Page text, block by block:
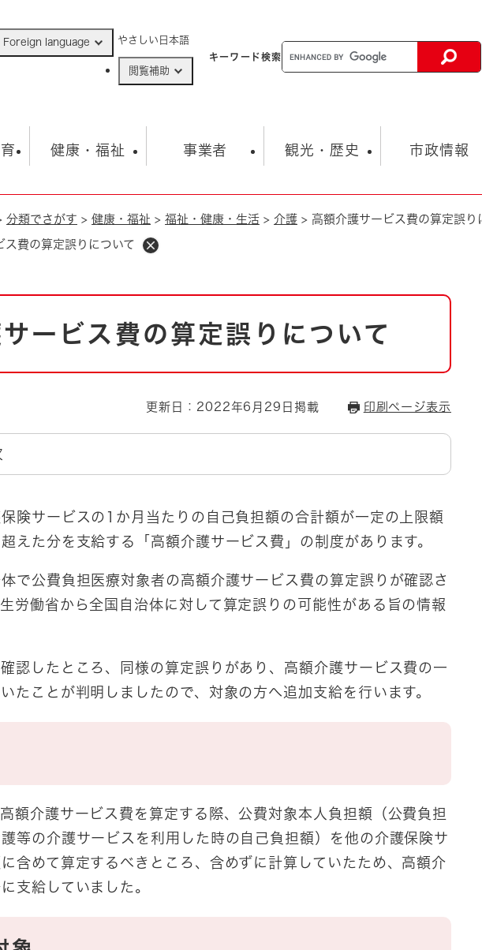
Foreign language やさしい日本語
閲覧補助
キーワード検索
住民票・戸籍
救急・消防
上水道・下水道
地域コミュニティ・ボラン
国際交流
とじる
子育て
健康・福祉
福祉・健康・生活 生涯学習・スポーツ
事業者
入札・契約情報 まちづくり・協働
環境 福祉・介護
観光・歴史
観光 観光スポット
市政情報
市の概要 総合計画
市政 職員採用情報
市役所・施設の案内
オープンデータ
分類でさがす > 健康・福祉 > 福祉・健康・生活 > 介護 > 高額介護サービス費の算定誤り
ス費の算定誤りについて
ービス費の算定誤りについて
更新日：2022年6月29日掲載 印刷ページ表示
険サービスの1か月当たりの自己負担額の合計額が一定の上限額
えた分を支給する「高額介護サービス費」の制度があります。
で公費負担医療対象者の高額介護サービス費の算定誤りが確認さ
労働省から全国自治体に対して算定誤りの可能性がある旨の情報
認したところ、同様の算定誤りがあり、高額介護サービス費の一
たことが判明しましたので、対象の方へ追加支給を行います。
額介護サービス費を算定する際、公費対象本人負担額（公費負担
等の介護サービスを利用した時の自己負担額）を他の介護保険サ
含めて算定するべきところ、含めずに計算していたため、高額介
支給していました。